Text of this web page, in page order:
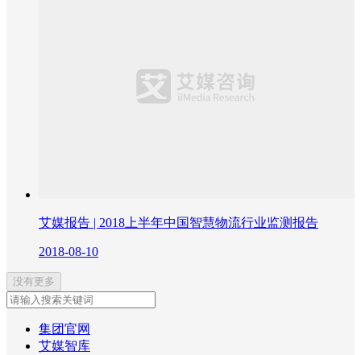
艾媒报告 | 2018上半年中国智慧物流行业监测报告
2018-08-10
没有更多
集团官网
艾媒智库